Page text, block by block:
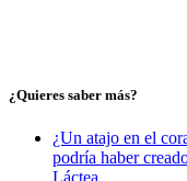
¿Quieres saber más?
¿Un atajo en el
podría haber